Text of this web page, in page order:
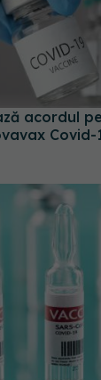
acordul
Covid-
contract pe
împotriva